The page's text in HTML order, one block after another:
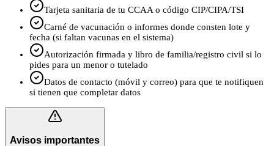
Tarjeta sanitaria de tu CCAA o código CIP/CIPA/TSI
Carné de vacunación o informes donde consten lote y
fecha (si faltan vacunas en el sistema)
Autorización firmada y libro de familia/registro civil si lo
pides para un menor o tutelado
Datos de contacto (móvil y correo) para que te notifiquen
si tienen que completar datos
Avisos importantes